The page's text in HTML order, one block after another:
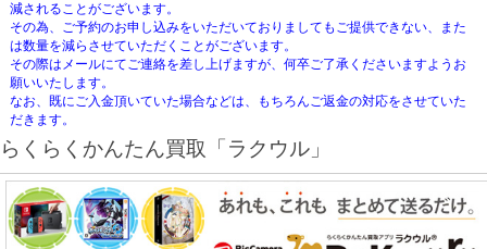
減されることがございます。
その為、ご予約のお申し込みをいただいておりましてもご提供できない、また
は数量を減らさせていただくことがございます。
その際はメールにてご連絡を差し上げますが、何卒ご了承くださいますようお
願いいたします。
なお、既にご入金頂いていた場合などは、もちろんご返金の対応をさせていた
だきます。
らくらくかんたん買取「ラクウル」